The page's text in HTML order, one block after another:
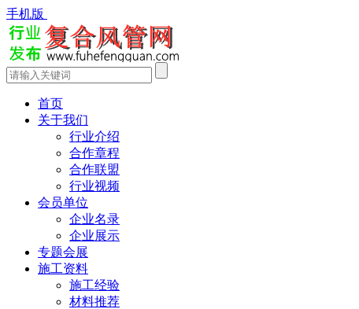
手机版
首页
关于我们
行业介绍
合作章程
合作联盟
行业视频
会员单位
企业名录
企业展示
专题会展
施工资料
施工经验
材料推荐